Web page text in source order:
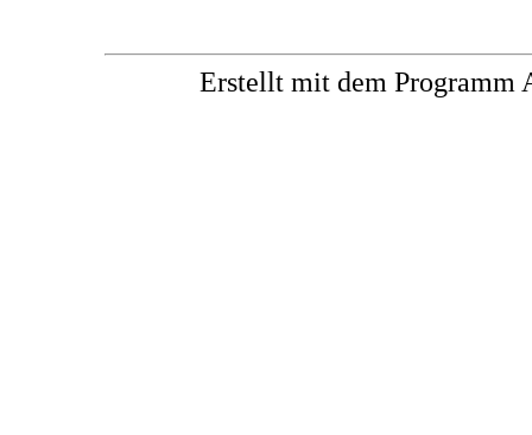
Erstellt mit dem